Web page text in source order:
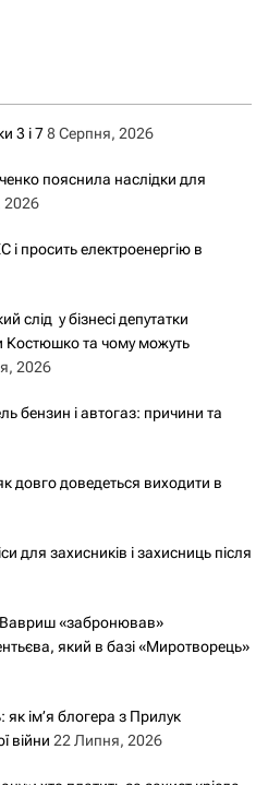
3 і 78 Серпня, 2026
пояснила наслідки для
2026
і просить електроенергію в
слід у бізнесі депутатки
Костюшко та чому можуть
2026
бензин і автогаз: причини та
довго доведеться виходити в
для захисників і захисниць після
«забронював»
який в базі «Миротворець»
ім’я блогера з Прилук
війни 22 Липня, 2026